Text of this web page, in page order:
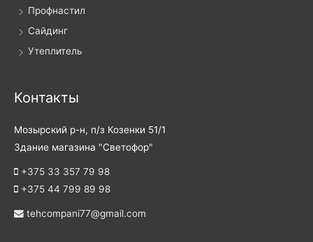
Профнастил
Сайдинг
Утеплитель
Контакты
Мозырский р-н, п/з Козенки 51/1
Здание магазина "Светофор"
+375 33 357 79 98
+375 44 799 89 98
tehcompani77@gmail.com